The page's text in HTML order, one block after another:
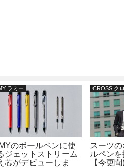
ラミー
のボールペンに使
ジェットストリーム
芯がデビューしま
CROSS ク
スーツ
ルペン
【今更